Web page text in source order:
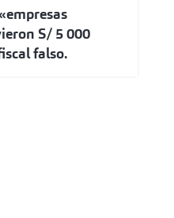
S/ 5 000
falso.